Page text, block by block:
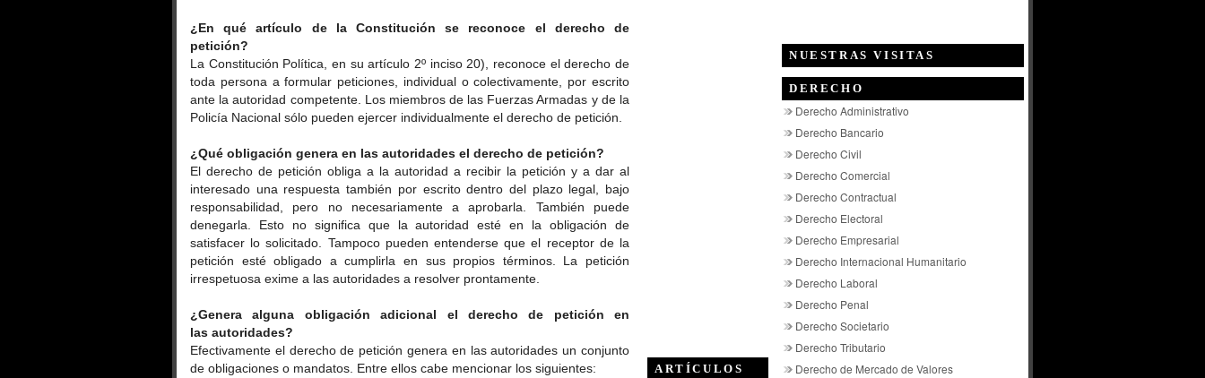
¿En qué artículo de la Constitución se reconoce el derecho de
petición?
La Constitución Política, en su artículo 2º inciso 20), reconoce el derecho de
toda persona a formular peticiones, individual o colectivamente, por escrito
ante la autoridad competente. Los miembros de las Fuerzas Armadas y de la
Policía Nacional sólo pueden ejercer individualmente el derecho de petición.
¿Qué obligación genera en las autoridades el derecho de petición?
El derecho de petición obliga a la autoridad a recibir la petición y a dar al
interesado una respuesta también por escrito dentro del plazo legal, bajo
responsabilidad, pero no necesariamente a aprobarla. También puede
denegarla. Esto no significa que la autoridad esté en la obligación de
satisfacer lo solicitado. Tampoco pueden entenderse que el receptor de la
petición esté obligado a cumplirla en sus propios términos. La petición
irrespetuosa exime a las autoridades a resolver prontamente.
¿Genera alguna obligación adicional el derecho de petición en
las autoridades?
Efectivamente el derecho de petición genera en las autoridades un conjunto
de obligaciones o mandatos. Entre ellos cabe mencionar los siguientes:
ARTÍCULOS
NUESTRAS VISITAS
DERECHO
Derecho Administrativo
Derecho Bancario
Derecho Civil
Derecho Comercial
Derecho Contractual
Derecho Electoral
Derecho Empresarial
Derecho Internacional Humanitario
Derecho Laboral
Derecho Penal
Derecho Societario
Derecho Tributario
Derecho de Mercado de Valores